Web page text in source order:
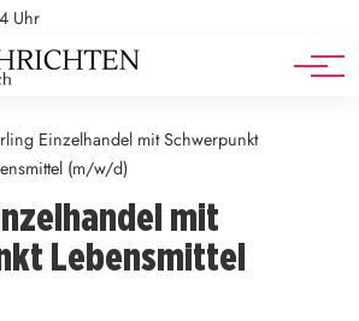
Uhr
Einzelhandel mit Schwerpunkt
(m/w/d)
mit
Lebensmittel